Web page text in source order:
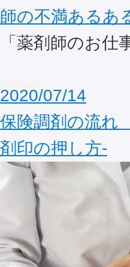
師の不満あるあ
「薬剤師のお
2020/07/14
保険調剤の流れ
剤印の押し方‐